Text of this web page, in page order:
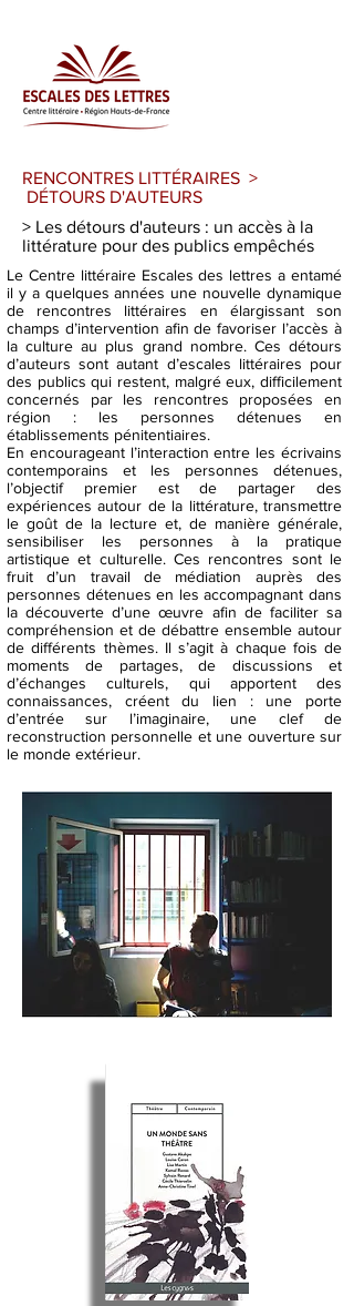
RENCONTRES LITTÉRAIRES >
DÉTOURS D'AUTEURS
> Les détours d'auteurs : un accès à la
littérature pour des publics empêchés
Le Centre littéraire Escales des lettres a entamé
il y a quelques années une nouvelle dynamique
de rencontres littéraires en élargissant son
champs d’intervention afin de favoriser l’accès à
la culture au plus grand nombre. Ces détours
d’auteurs sont autant d’escales littéraires pour
des publics qui restent, malgré eux, difficilement
concernés par les rencontres proposées en
région : les personnes détenues en
établissements pénitentiaires.
En encourageant l’interaction entre les écrivains
contemporains et les personnes détenues,
l’objectif premier est de partager des
expériences autour de la littérature, transmettre
le goût de la lecture et, de manière générale,
sensibiliser les personnes à la pratique
artistique et culturelle. Ces rencontres sont le
fruit d’un travail de médiation auprès des
personnes détenues en les accompagnant dans
la découverte d’une œuvre afin de faciliter sa
compréhension et de débattre ensemble autour
de différents thèmes. Il s’agit à chaque fois de
moments de partages, de discussions et
d’échanges culturels, qui apportent des
connaissances, créent du lien : une porte
d’entrée sur l’imaginaire, une clef de
reconstruction personnelle et une ouverture sur
le monde extérieur.